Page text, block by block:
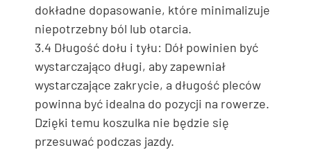
dokładne dopasowanie, które minimalizuje
niepotrzebny ból lub otarcia.
3.4 Długość dołu i tyłu: Dół powinien być
wystarczająco długi, aby zapewniał
wystarczające zakrycie, a długość pleców
powinna być idealna do pozycji na rowerze.
Dzięki temu koszulka nie będzie się
przesuwać podczas jazdy.